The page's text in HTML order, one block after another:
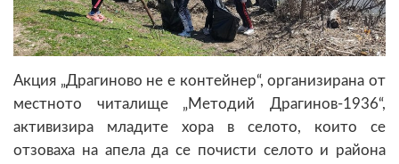
Акция „Драгиново не е контейнер“, организирана от
местното читалище „Методий Драгинов-1936“,
активизира младите хора в селото, които се
отзоваха на апела да се почисти селото и района